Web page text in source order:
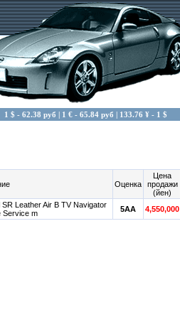
1 $ - 62.38 руб | 1 € - 65.84 руб | 133.76 ¥ - 1 $
Оценка
Цена
продажи
(йен)
Leather Air B TV Navigator
Service m
5AA 4,550,000